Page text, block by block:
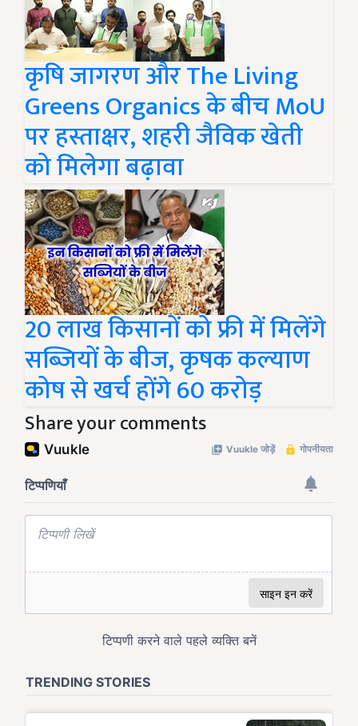
कृषि जागरण और The Living
Greens Organics के बीच MoU
पर हस्ताक्षर, शहरी जैविक खेती
को मिलेगा बढ़ावा
20 लाख किसानों को फ्री में मिलेंगे
सब्जियों के बीज, कृषक कल्याण
कोष से खर्च होंगे 60 करोड़
Share your comments